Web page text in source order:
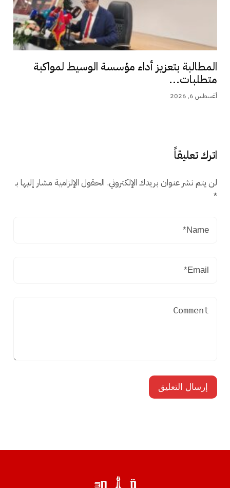
المطالبة بتعزيز أداء مؤسسة الوسيط لمواكبة
متطلبات...
أغسطس 6, 2026
اترك تعليقاً
لن يتم نشر عنوان بريدك الإلكتروني. الحقول الإلزامية مشار إليها بـ
*